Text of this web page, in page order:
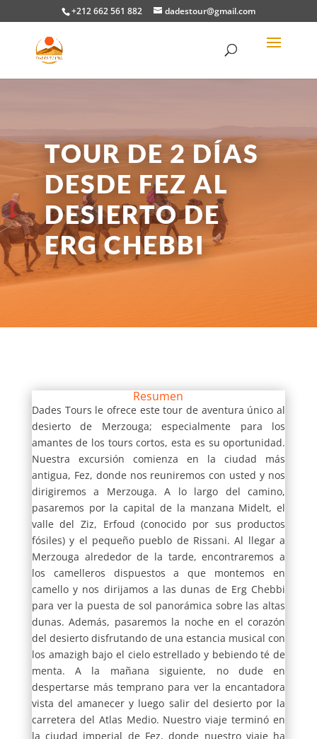
+212 662 561 882 dadestour@gmail.com
TOUR DE 2 DÍAS
DESDE FEZ AL
DESIERTO DE
ERG CHEBBI
Resumen
Dades Tours le ofrece este tour de aventura único al
desierto de Merzouga; especialmente para los
amantes de los tours cortos, esta es su oportunidad.
Nuestra excursión comienza en la ciudad más
antigua, Fez, donde nos reuniremos con usted y nos
dirigiremos a Merzouga. A lo largo del camino,
pasaremos por la capital de la manzana Midelt, el
valle del Ziz, Erfoud (conocido por sus productos
fósiles) y el pequeño pueblo de Rissani. Al llegar a
Merzouga alrededor de la tarde, encontraremos a
los camelleros dispuestos a que montemos en
camello y nos dirijamos a las dunas de Erg Chebbi
para ver la puesta de sol panorámica sobre las altas
dunas. Además, pasaremos la noche en el corazón
del desierto disfrutando de una estancia musical con
los amazigh bajo el cielo estrellado y bebiendo té de
menta. A la mañana siguiente, no dude en
despertarse más temprano para ver la encantadora
vista del amanecer y luego salir del desierto por la
carretera del Atlas Medio. Nuestro viaje terminó en
la ciudad imperial de Fez, donde nuestro viaje ha